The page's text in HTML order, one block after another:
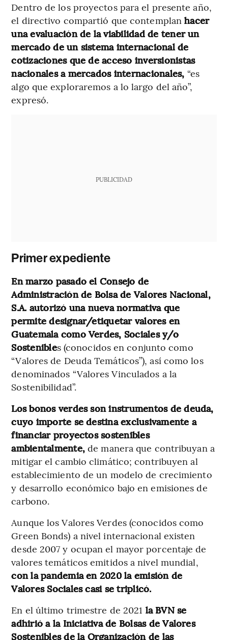
Dentro de los proyectos para el presente año,
el directivo compartió que contemplanhacer
una evaluación de la viabilidad de tener un
mercado de un sistema internacional de
cotizaciones que de acceso inversionistas
nacionales a mercados internacionales, “es
algo que exploraremos a lo largo del año”,
expresó.
PUBLICIDAD
Primer expediente
En marzo pasado el Consejo de
Administración de Bolsa de Valores Nacional,
S.A. autorizó una nueva normativa que
permite designar/etiquetar valores en
Guatemala como Verdes, Sociales y/o
Sostenibles (conocidos en conjunto como
“Valores de Deuda Temáticos”), así como los
denominados “Valores Vinculados a la
Sostenibilidad”.
Los bonos verdes son instrumentos de deuda,
cuyo importe se destina exclusivamente a
financiar proyectos sostenibles
ambientalmente, de manera que contribuyan a
mitigar el cambio climático; contribuyen al
establecimiento de un modelo de crecimiento
y desarrollo económico bajo en emisiones de
carbono.
Aunque los Valores Verdes (conocidos como
Green Bonds) a nivel internacional existen
desde 2007 y ocupan el mayor porcentaje de
valores temáticos emitidos a nivel mundial,
con la pandemia en 2020 la emisión de
Valores Sociales casi se triplicó.
En el último trimestre de 2021 la BVN se
adhirió a la Iniciativa de Bolsas de Valores
Sostenibles de la Organización de las